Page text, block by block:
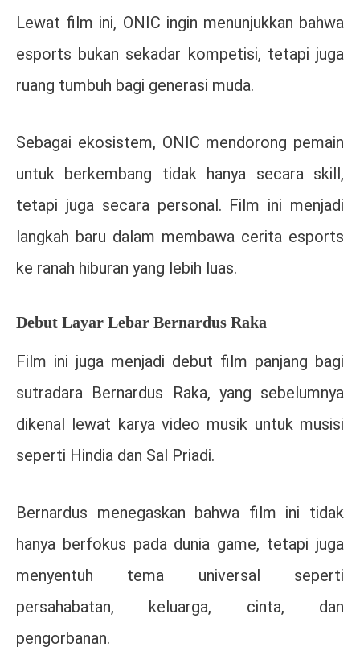
Lewat film ini, ONIC ingin menunjukkan bahwa
esports bukan sekadar kompetisi, tetapi juga
ruang tumbuh bagi generasi muda.
Sebagai ekosistem, ONIC mendorong pemain
untuk berkembang tidak hanya secara skill,
tetapi juga secara personal. Film ini menjadi
langkah baru dalam membawa cerita esports
ke ranah hiburan yang lebih luas.
Debut Layar Lebar Bernardus Raka
Film ini juga menjadi debut film panjang bagi
sutradara Bernardus Raka, yang sebelumnya
dikenal lewat karya video musik untuk musisi
seperti Hindia dan Sal Priadi.
Bernardus menegaskan bahwa film ini tidak
hanya berfokus pada dunia game, tetapi juga
menyentuh tema universal seperti
persahabatan, keluarga, cinta, dan
pengorbanan.